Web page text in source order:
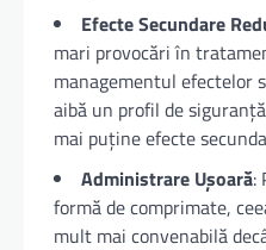
Efecte Secundare
mari provocări în
managementul efectelor
aibă un profil de
mai puține efecte
Administrare Ușoară:
formă de comprimate,
mult mai convenabilă